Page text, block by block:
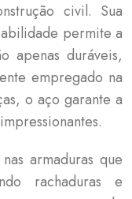
civil. Sua
permite a
apenas duráveis,
empregado na
o aço garante a
armaduras que
rachaduras e